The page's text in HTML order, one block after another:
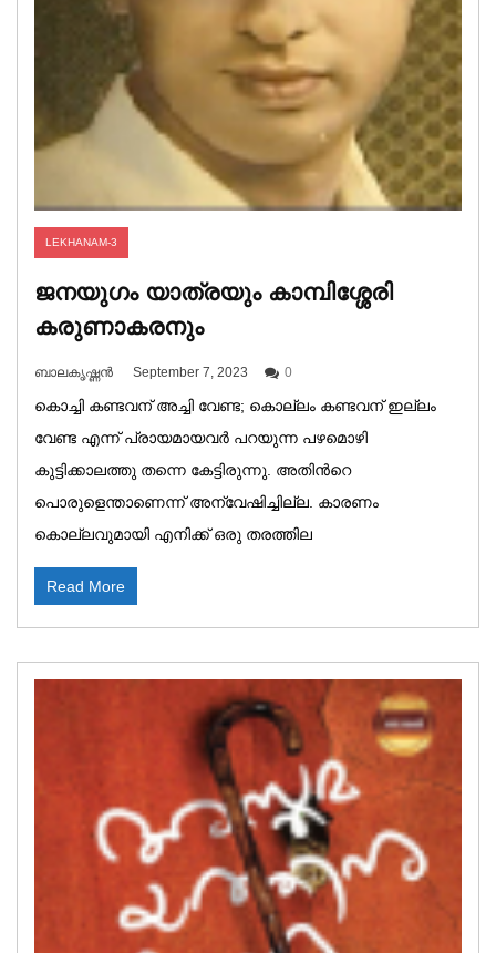
LEKHANAM-3
ജനയുഗം യാത്രയും കാമ്പിശ്ശേരി
കരുണാകരനും
ബാലകൃഷ്ണൻ September 7, 2023 0
കൊച്ചി കണ്ടവന് അച്ചി വേണ്ട; കൊല്ലം കണ്ടവന് ഇല്ലം
വേണ്ട എന്ന് പ്രായമായവർ പറയുന്ന പഴമൊഴി
കുട്ടിക്കാലത്തു തന്നെ കേട്ടിരുന്നു. അതിൻറെ
പൊരുളെന്താണെന്ന് അന്വേഷിച്ചില്ല. കാരണം
കൊല്ലവുമായി എനിക്ക് ഒരു തരത്തില
Read More